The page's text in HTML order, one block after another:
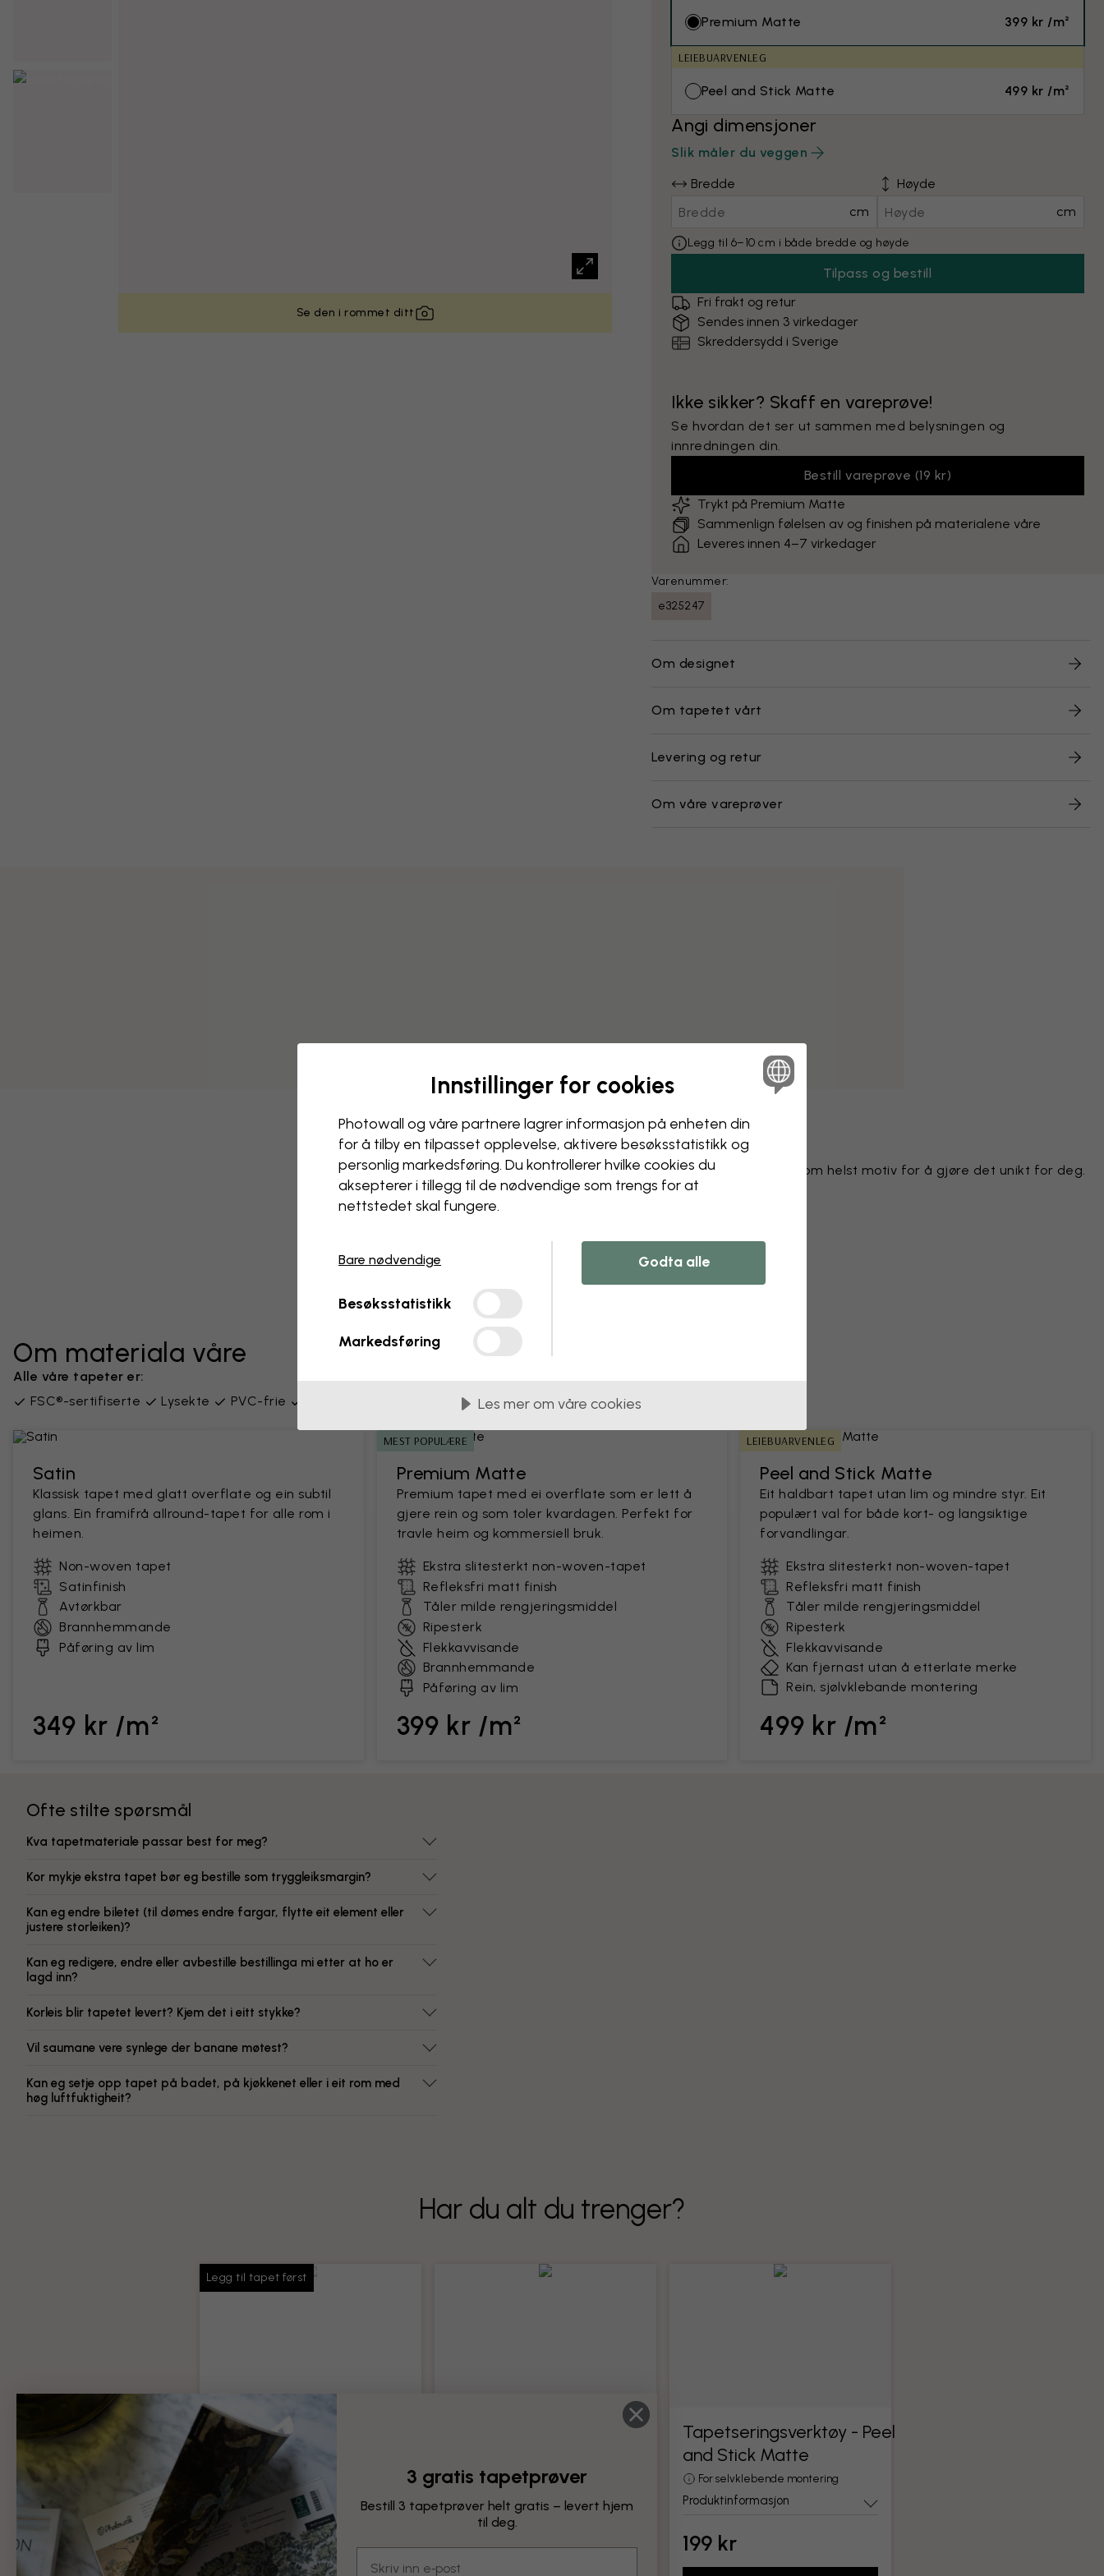
Se den i rommet ditt
Premium Matte 399 kr /m²
LEIEBUARVENLEG
Peel and Stick Matte 499 kr /m²
Angi dimensjoner
Slik måler du veggen
Bredde
cm
Høyde
cm
Legg til 6–10 cm i både bredde og høyde
Tilpass og bestill
Fri frakt og retur
Sendes innen 3 virkedager
Skreddersydd i Sverige
Ikke sikker? Skaff en vareprøve!
Se hvordan det ser ut sammen med belysningen og
innredningen din.
Bestill vareprøve (19 kr)
Trykt på Premium Matte
Sammenlign følelsen av og finishen på materialene våre
Leveres innen 4–7 virkedager
Varenummer:
e325247
Om designet
Om tapetet vårt
Levering og retur
Om våre vareprøver
Endre tapetet ditt
Designteamet vårt kan justere hvilket som helst motiv for å gjøre det unikt for deg.
Endre størrelse eller farger
Lag ditt eget tapet fra et bilde
Be om endringer
Om materiala våre
Alle våre tapeter er:
FSC®-sertifiserte
Lysekte PVC-frie Levert i lengder på 45 cm
Satin
Klassisk tapet med glatt overflate og ein subtil
glans. Ein framifrå allround-tapet for alle rom i
heimen.
Non-woven tapet
Satinfinish
Avtørkbar
Brannhemmande
Påføring av lim
349 kr /m²
MEST POPULÆRE
Premium Matte
Premium tapet med ei overflate som er lett å
gjere rein og som toler kvardagen. Perfekt for
travle heim og kommersiell bruk.
Ekstra slitesterkt non-woven-tapet
Refleksfri matt finish
Tåler milde rengjeringsmiddel
Ripesterk
Flekkavvisande
Brannhemmande
Påføring av lim
399 kr /m²
LEIEBUARVENLEG
Peel and Stick Matte
Eit haldbart tapet utan lim og mindre styr. Eit
populært val for både kort- og langsiktige
forvandlingar.
Ekstra slitesterkt non-woven-tapet
Refleksfri matt finish
Tåler milde rengjeringsmiddel
Ripesterk
Flekkavvisande
Kan fjernast utan å etterlate merke
Rein, sjølvklebande montering
499 kr /m²
Ofte stilte spørsmål
Kva tapetmateriale passar best for meg?
Kor mykje ekstra tapet bør eg bestille som tryggleiksmargin?
Kan eg endre biletet (til dømes endre fargar, flytte eit element eller
justere storleiken)?
Kan eg redigere, endre eller avbestille bestillinga mi etter at ho er
lagd inn?
Korleis blir tapetet levert? Kjem det i eitt stykke?
Vil saumane vere synlege der banane møtest?
Kan eg setje opp tapet på badet, på kjøkkenet eller i eit rom med
høg luftfuktigheit?
Har du alt du trenger?
Legg til tapet først
Tapetlim
Nok lim til hele bestillingen
99 kr
Produktinformasjon
199 kr
Tapetseringsverktøy - Peel
and Stick Matte
For selvklebende montering
Produktinformasjon
199 kr
Innstillinger for cookies
Photowall og våre partnere lagrer informasjon på enheten din
for å tilby en tilpasset opplevelse, aktivere besøks­statistikk og
personlig markedsføring. Du kontrollerer hvilke cookies du
aksepterer i tillegg til de nødvendige som trengs for at
nettstedet skal fungere.
Bare nødvendige
Besøksstatistikk
Markedsføring
Godta alle
Les mer om våre cookies
3 gratis tapetprøver
Bestill 3 tapetprøver helt gratis – levert hjem
til deg.